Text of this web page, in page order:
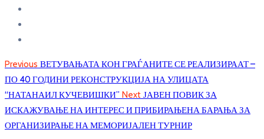
Previous ВЕТУВАЊАТА КОН ГРАЃАНИТЕ СЕ РЕАЛИЗИРААТ –
ПО 40 ГОДИНИ РЕКОНСТРУКЦИЈА НА УЛИЦАТА
“НАТАНАИЛ КУЧЕВИШКИ” Next ЈАВЕН ПОВИК ЗА
ИСКАЖУВАЊЕ НА ИНТЕРЕС И ПРИБИРАЊЕНА БАРАЊА ЗА
ОРГАНИЗИРАЊЕ НА МЕМОРИЈАЛЕН ТУРНИР